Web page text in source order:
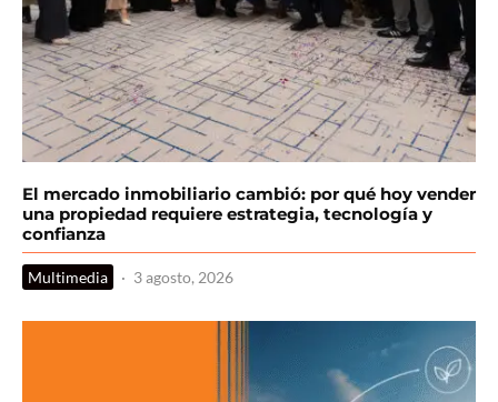
El mercado inmobiliario cambió: por qué hoy vender
una propiedad requiere estrategia, tecnología y
confianza
Multimedia · 3 agosto, 2026